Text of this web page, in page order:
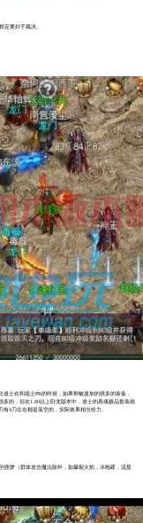
定要好于裁决。
士在和战士PK的时候，如果带敏捷加的很多的装备，
多的，但在1.80以上卧龙版本中，道士的真魂极品套装就
4刀左右都是落空的，实际效果相当给力。
噩梦（群体攻击魔法除外，如爆裂火焰，冰咆哮，流星